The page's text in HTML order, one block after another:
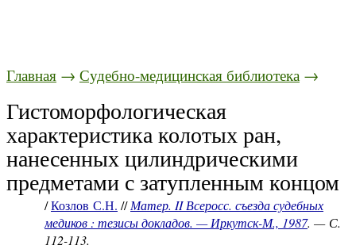
Главная → Судебно-медицинская библиотека →
Гистоморфологическая
характеристика колотых ран,
нанесенных цилиндрическими
предметами с затупленным концом
/Козлов С.Н. //Матер. II Всеросс. съезда судебных
медиков : тезисы докладов. — Иркутск-М., 1987. — С.
112-113.